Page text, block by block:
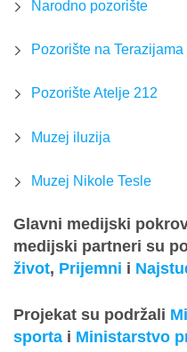
Narodno pozorište
Pozorište na Terazijama
Pozorište Atelje 212
Muzej iluzija
Muzej Nikole Tesle
Glavni medijski
medijski partneri su
život, Prijemni i
Projekat su podržali
sporta i Ministarstvo